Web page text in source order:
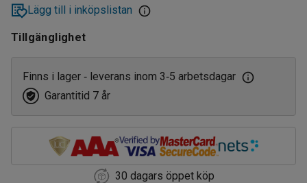
Lägg till i inköpslistan
Tillgänglighet
Finns i lager ‑ leverans inom 3‑5 arbetsdagar
Garantitid 7 år
30 dagars öppet köp